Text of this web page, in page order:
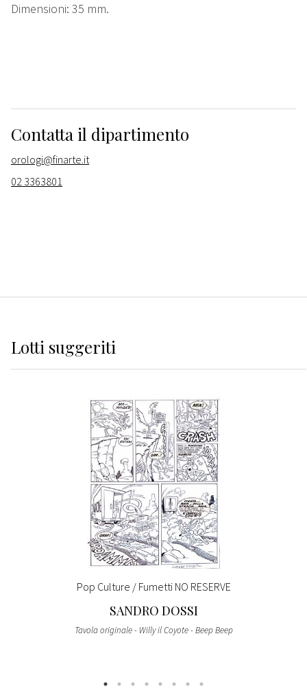
Dimensioni: 35 mm.
Contatta il dipartimento
orologi@finarte.it
02 3363801
Lotti suggeriti
Pop Culture / Fumetti NO RESERVE
SANDRO DOSSI
Tavola originale - Willy il Coyote - Beep Beep